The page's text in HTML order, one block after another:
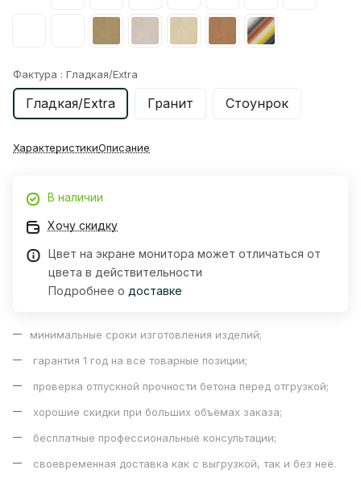
Фактура : Гладкая/Extra
Гладкая/Extra Гранит Стоунрок
ХарактеристикиОписание
В наличии
Хочу скидку
Цвет на экране монитора может отличаться от
цвета в действительности
Подробнее о доставке
минимальные сроки изготовления изделий;
гарантия 1 год на все товарные позиции;
проверка отпускной прочности бетона перед отгрузкой;
хорошие скидки при больших объёмах заказа;
бесплатные профессиональные консультации;
своевременная доставка как с выгрузкой, так и без неё.